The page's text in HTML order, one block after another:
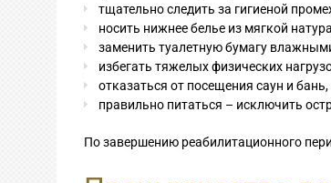
тщательно следить за гигиеной
носить нижнее белье из мягкой
заменить туалетную бумагу
избегать тяжелых физических
отказаться от посещения саун и
правильно питаться – исключить
По завершению реабилитационного